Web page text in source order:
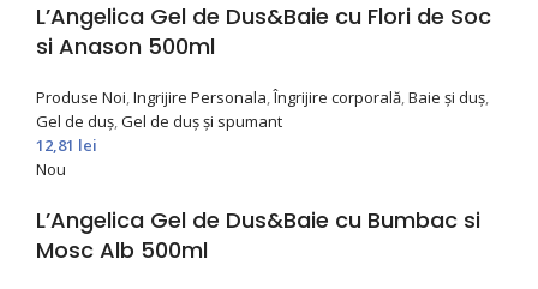
L’Angelica Gel de Dus&Baie cu Flori de Soc
si Anason 500ml
Produse Noi,Ingrijire Personala,Îngrijire corporală,Baie și duș,
Gel de duș,Gel de duș și spumant
12,81 lei
Nou
L’Angelica Gel de Dus&Baie cu Bumbac si
Mosc Alb 500ml